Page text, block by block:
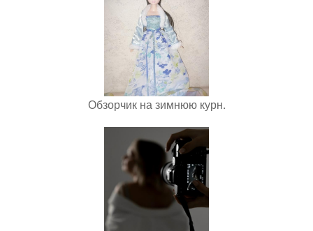
Обзорчик на зимнюю курн.